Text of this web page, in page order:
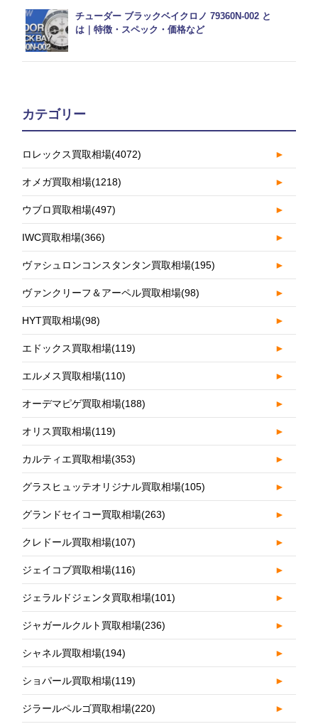
チューダー ブラックベイクロノ 79360N-002 と
は｜特徴・スペック・価格など
カテゴリー
ロレックス買取相場(4072) ►
オメガ買取相場(1218) ►
ウブロ買取相場(497) ►
IWC買取相場(366) ►
ヴァシュロンコンスタンタン買取相場(195) ►
ヴァンクリーフ＆アーペル買取相場(98) ►
HYT買取相場(98) ►
エドックス買取相場(119) ►
エルメス買取相場(110) ►
オーデマピゲ買取相場(188) ►
オリス買取相場(119) ►
カルティエ買取相場(353) ►
グラスヒュッテオリジナル買取相場(105) ►
グランドセイコー買取相場(263) ►
クレドール買取相場(107) ►
ジェイコブ買取相場(116) ►
ジェラルドジェンタ買取相場(101) ►
ジャガールクルト買取相場(236) ►
シャネル買取相場(194) ►
ショパール買取相場(119) ►
ジラールペルゴ買取相場(220) ►